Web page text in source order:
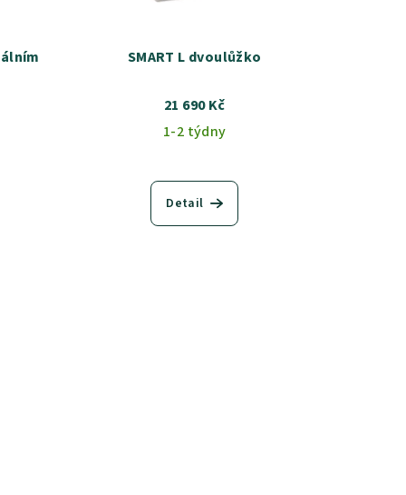
SMART L dvoulůžko
21 690 Kč
1-2 týdny
Detail